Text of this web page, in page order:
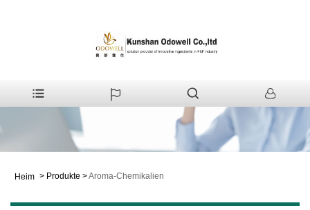
Heim > Produkte >Aroma-Chemikalien